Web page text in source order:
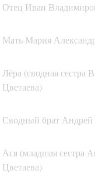
Отец Иван
Мать Мария
Лёра (сводная сестра
Цветаева)
Сводный брат Андрей
Ася (младшая сестра
Цветаева)